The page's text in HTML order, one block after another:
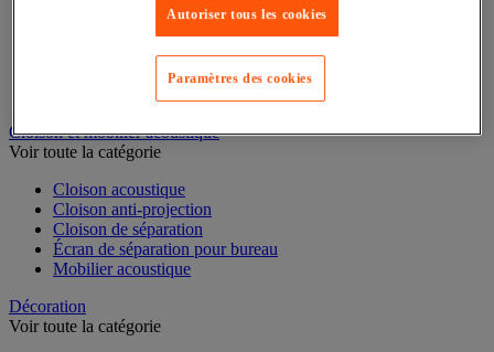
Accessoires de classement pour le bureau
Boîte et caisse d'archives
Chemise et trieur
Classeur, intercalaire et pochette
Cloison et mobilier acoustique
Voir toute la catégorie
Cloison acoustique
Cloison anti-projection
Cloison de séparation
Écran de séparation pour bureau
Mobilier acoustique
Décoration
Voir toute la catégorie
Autoriser tous les cookies
Paramètres des cookies